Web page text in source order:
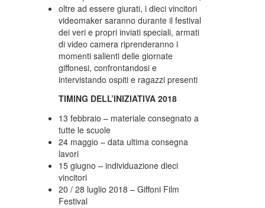
oltre ad essere giurati, i dieci vincitori
videomaker saranno durante il festival
dei veri e propri inviati speciali, armati
di video camera riprenderanno i
momenti salienti delle giornate
giffonesi, confrontandosi e
intervistando ospiti e ragazzi presenti
TIMING DELL’INIZIATIVA 2018
13 febbraio – materiale consegnato a
tutte le scuole
24 maggio – data ultima consegna
lavori
15 giugno – individuazione dieci
vincitori
20 / 28 luglio 2018 – Giffoni Film
Festival